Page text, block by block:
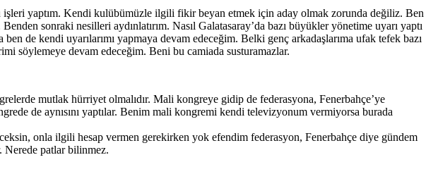
işleri yaptım. Kendi kulübümüzle ilgili fikir beyan etmek için aday olmak zorunda değiliz. Ben
sonraki nesilleri aydınlatırım. Nasıl Galatasaray’da bazı büyükler yönetime uyarı yaptı
de kendi uyarılarımı yapmaya devam edeceğim. Belki genç arkadaşlarıma ufak tefek bazı
söylemeye devam edeceğim. Beni bu camiada susturamazlar.
mutlak hürriyet olmalıdır. Mali kongreye gidip de federasyona, Fenerbahçe’ye
de aynısını yaptılar. Benim mali kongremi kendi televizyonum vermiyorsa burada
onla ilgili hesap vermen gerekirken yok efendim federasyon, Fenerbahçe diye gündem
Nerede patlar bilinmez.